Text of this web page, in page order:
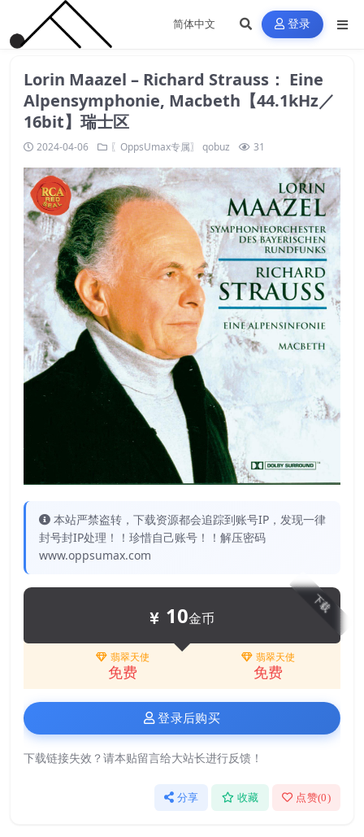
登录
Lorin Maazel – Richard Strauss： Eine
Alpensymphonie, Macbeth【44.1kHz／
16bit】瑞士区
2024-04-06 〖OppsUmax专属〗 qobuz 31
本站严禁盗转，下载资源都会追踪到账号IP，发现一律
封号封IP处理！！珍惜自己账号！！解压密码
www.oppsumax.com
下载
10金币
翡翠天使
免费
翡翠天使
免费
登录后购买
下载链接失效？请本贴留言给大站长进行反馈！
分享 收藏 点赞(0)